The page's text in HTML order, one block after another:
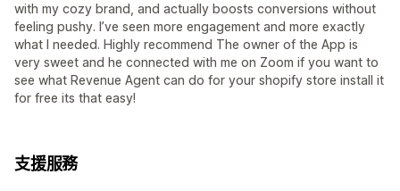
with my cozy brand, and actually boosts conversions without
feeling pushy. I’ve seen more engagement and more exactly
what I needed. Highly recommend The owner of the App is
very sweet and he connected with me on Zoom if you want to
see what Revenue Agent can do for your shopify store install it
for free its that easy!
支援服務